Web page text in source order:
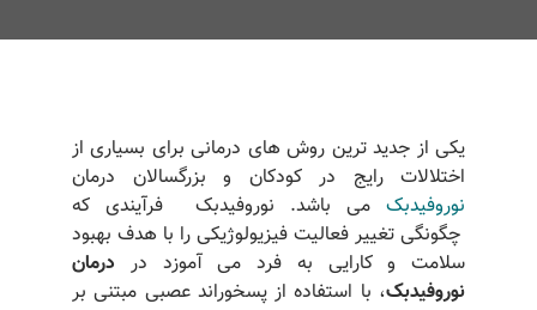
یکی از جدید ترین روش های درمانی برای بسیاری از
اختلالات رایج در کودکان و بزرگسالان درمان
نوروفیدبکمی باشد. نوروفیدبک فرآیندی که
چگونگی تغییر فعالیت فیزیولوژیکی را با هدف بهبود
سلامت و کارایی به فرد می آموزد در درمان
نوروفیدبک، با استفاده از پسخوراند عصبی مبتنی بر